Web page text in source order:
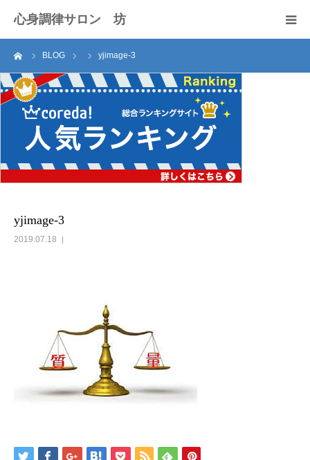
心身調律サロン 坊
BLOG yjimage-3
yjimage-3
2019.07.18
セラピスト紹介
施術料
お問い合わせ